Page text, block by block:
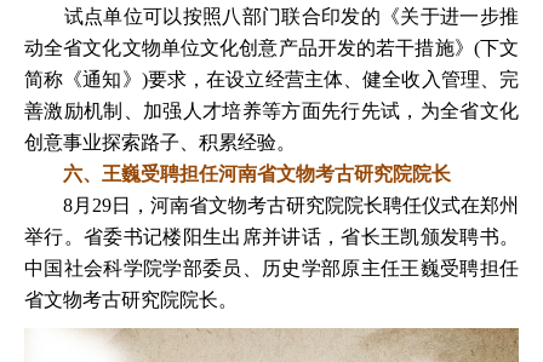
试点单位可以按照八部门联合印发的《关于进一步推
动全省文化文物单位文化创意产品开发的若干措施》(下文
简称《通知》)要求，在设立经营主体、健全收入管理、完
善激励机制、加强人才培养等方面先行先试，为全省文化
创意事业探索路子、积累经验。
六、王巍受聘担任河南省文物考古研究院院长
8月29日，河南省文物考古研究院院长聘任仪式在郑州
举行。省委书记楼阳生出席并讲话，省长王凯颁发聘书。
中国社会科学院学部委员、历史学部原主任王巍受聘担任
省文物考古研究院院长。